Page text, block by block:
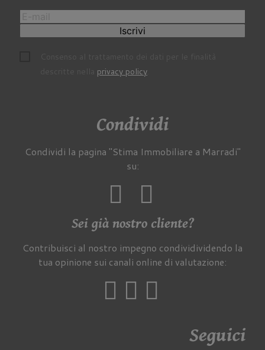
Iscrivi
privacy policy.
Condividi
Condividi la pagina "Stima Immobiliare a Marradi"
su:
Sei già nostro cliente?
Contribuisci al nostro impegno condividividendo la
tua opinione sui canali online di valutazione:
Seguici